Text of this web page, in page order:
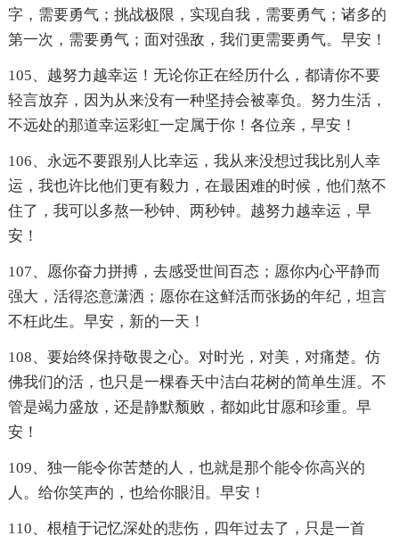
字，需要勇气；挑战极限，实现自我，需要勇气；诸多的
第一次，需要勇气；面对强敌，我们更需要勇气。早安！
105、越努力越幸运！无论你正在经历什么，都请你不要
轻言放弃，因为从来没有一种坚持会被辜负。努力生活，
不远处的那道幸运彩虹一定属于你！各位亲，早安！
106、永远不要跟别人比幸运，我从来没想过我比别人幸
运，我也许比他们更有毅力，在最困难的时候，他们熬不
住了，我可以多熬一秒钟、两秒钟。越努力越幸运，早
安！
107、愿你奋力拼搏，去感受世间百态；愿你内心平静而
强大，活得恣意潇洒；愿你在这鲜活而张扬的年纪，坦言
不枉此生。早安，新的一天！
108、要始终保持敬畏之心。对时光，对美，对痛楚。仿
佛我们的活，也只是一棵春天中洁白花树的简单生涯。不
管是竭力盛放，还是静默颓败，都如此甘愿和珍重。早
安！
109、独一能令你苦楚的人，也就是那个能令你高兴的
人。给你笑声的，也给你眼泪。早安！
110、根植于记忆深处的悲伤，四年过去了，只是一首